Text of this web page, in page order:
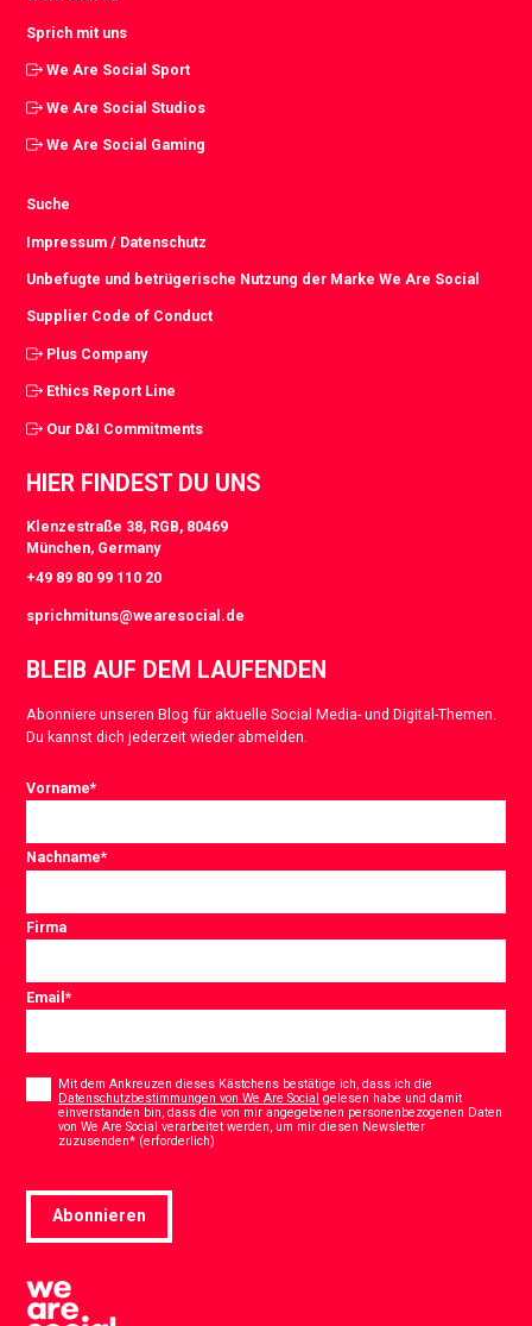
Sprich mit uns
We Are Social Sport
We Are Social Studios
We Are Social Gaming
Suche
Impressum / Datenschutz
Unbefugte und betrügerische Nutzung der Marke We Are Social
Supplier Code of Conduct
Plus Company
Ethics Report Line
Our D&I Commitments
HIER FINDEST DU UNS
Klenzestraße 38, RGB, 80469
München, Germany
+49 89 80 99 110 20
sprichmituns@wearesocial.de
BLEIB AUF DEM LAUFENDEN
Abonniere unseren Blog für aktuelle Social Media- und Digital-Themen.
Du kannst dich jederzeit wieder abmelden.
Vorname*
Nachname*
Firma
Email*
Mit dem Ankreuzen dieses Kästchens bestätige ich, dass ich die
Datenschutzbestimmungen von We Are Social gelesen habe und damit
einverstanden bin, dass die von mir angegebenen personenbezogenen Daten
von We Are Social verarbeitet werden, um mir diesen Newsletter
zuzusenden* (erforderlich)
Abonnieren